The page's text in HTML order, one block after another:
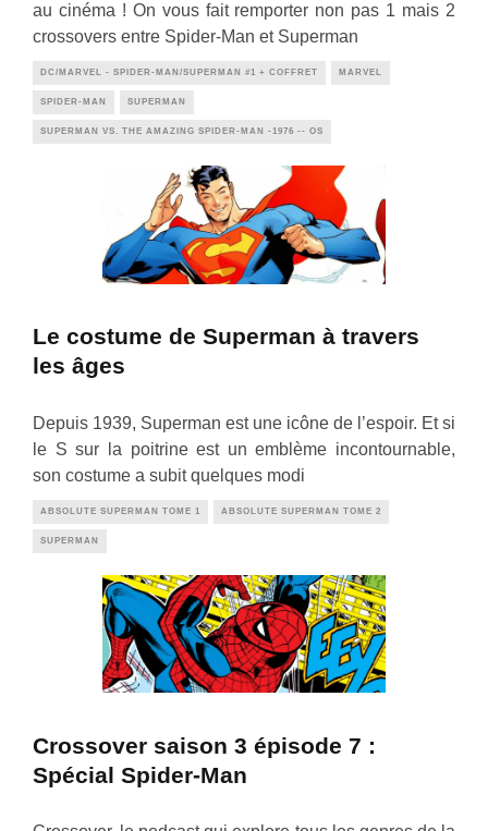
au cinéma ! On vous fait remporter non pas 1 mais 2
crossovers entre Spider-Man et Superman
DC/MARVEL - SPIDER-MAN/SUPERMAN #1 + COFFRET MARVEL
SPIDER-MAN SUPERMAN
SUPERMAN VS. THE AMAZING SPIDER-MAN -1976 -- OS
Le costume de Superman à travers
les âges
Depuis 1939, Superman est une icône de l’espoir. Et si
le S sur la poitrine est un emblème incontournable,
son costume a subit quelques modi
ABSOLUTE SUPERMAN TOME 1 ABSOLUTE SUPERMAN TOME 2
SUPERMAN
Crossover saison 3 épisode 7 :
Spécial Spider-Man